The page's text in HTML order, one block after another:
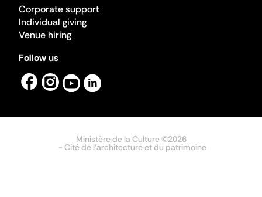
Corporate support
Individual giving
Venue hiring
Follow us
Ministère de la Culture ©2026
- Cité de l'architecture et du patrimoine